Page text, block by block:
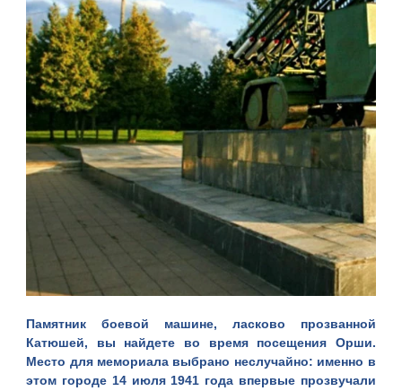
Памятник боевой машине, ласково прозванной
Катюшей, вы найдете во время посещения Орши.
Место для мемориала выбрано неслучайно: именно в
этом городе 14 июля 1941 года впервые прозвучали